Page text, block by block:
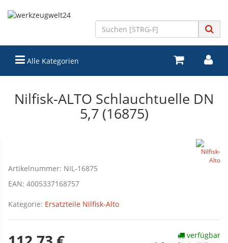
Alle Kategorien
Nilfisk-ALTO Schlauchtuelle DN
5,7 (16875)
Artikelnummer: NIL-16875
EAN: 4005337168757
Kategorie: Ersatzteile Nilfisk-Alto
verfügbar